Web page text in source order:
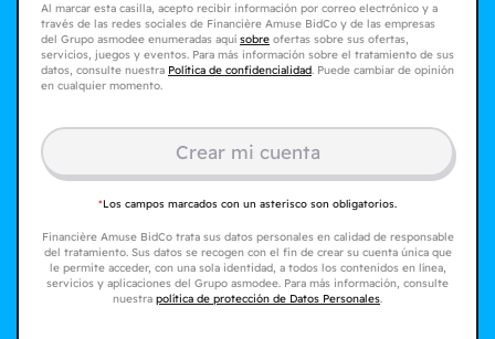
Al marcar esta casilla, acepto recibir información por correo electrónico y a
través de las redes sociales de Financière Amuse BidCo y de las empresas
del Grupo asmodee enumeradas aquí sobre ofertas sobre sus ofertas,
servicios, juegos y eventos. Para más información sobre el tratamiento de sus
datos, consulte nuestra Política de confidencialidad. Puede cambiar de opinión
en cualquier momento.
Crear mi cuenta
*Los campos marcados con un asterisco son obligatorios.
Financière Amuse BidCo trata sus datos personales en calidad de responsable
del tratamiento. Sus datos se recogen con el fin de crear su cuenta única que
le permite acceder, con una sola identidad, a todos los contenidos en línea,
servicios y aplicaciones del Grupo asmodee. Para más información, consulte
nuestra política de protección de Datos Personales.